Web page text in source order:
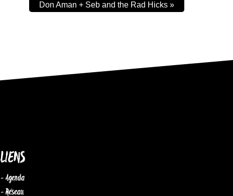
Don Aman + Seb and the Rad Hicks »
LIENS
- Agenda
- Réseau